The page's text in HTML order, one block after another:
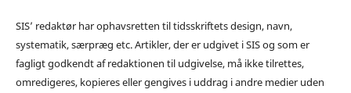
SIS’ redaktør har ophavsretten til tidsskriftets design, navn,
systematik, særpræg etc. Artikler, der er udgivet i SIS og som er
fagligt godkendt af redaktionen til udgivelse, må ikke tilrettes,
omredigeres, kopieres eller gengives i uddrag i andre medier uden